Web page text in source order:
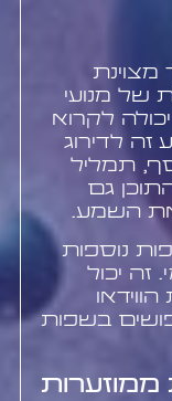
מצוינת
של מנועי
לקרוא
לדירוג
תמליל
גם
השמע.
נוספות
זה יכול
בשפות
ממוזערות